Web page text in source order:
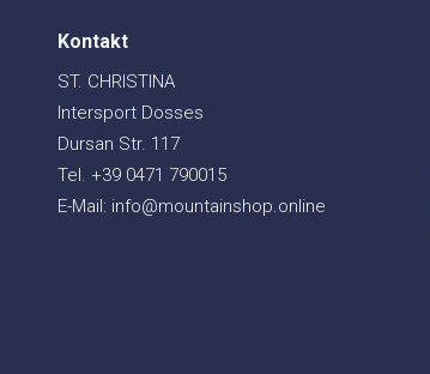
Kontakt
ST. CHRISTINA
Intersport Dosses
Dursan Str. 117
Tel. +39 0471 790015
E-Mail: info@mountainshop.online